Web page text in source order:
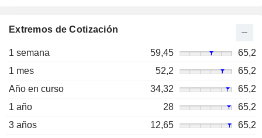
Extremos de Cotización
1 semana 59,45
65,2
1 mes
52,2
65,2
Año en curso
34,32
65,2
1 año
28
65,2
3 años
12,65
65,2